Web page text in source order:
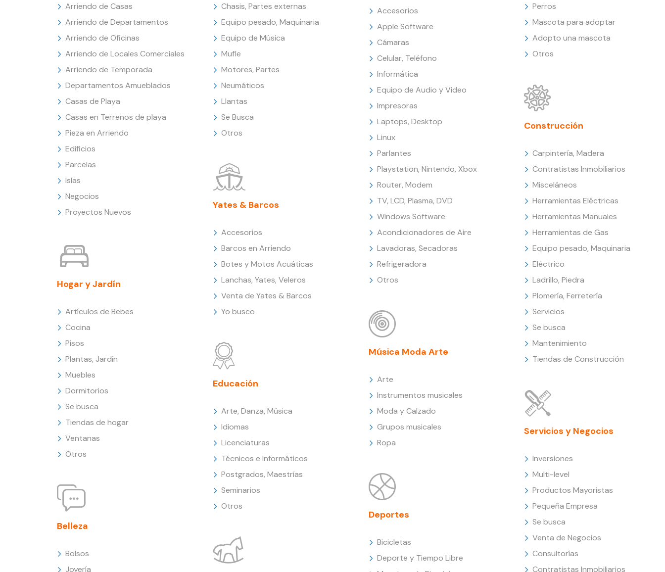
Arriendo de Casas
Arriendo de Departamentos
Arriendo de Oficinas
Arriendo de Locales Comerciales
Arriendo de Temporada
Departamentos Amueblados
Casas de Playa
Casas en Terrenos de playa
Pieza en Arriendo
Edificios
Parcelas
Islas
Negocios
Proyectos Nuevos
Hogar y Jardín
Artículos de Bebes
Cocina
Pisos
Plantas, Jardín
Muebles
Dormitorios
Se busca
Tiendas de hogar
Ventanas
Otros
Belleza
Bolsos
Joyería
Chasis, Partes externas
Equipo pesado, Maquinaria
Equipo de Música
Mufle
Motores, Partes
Neumáticos
Llantas
Se Busca
Otros
Yates & Barcos
Accesorios
Barcos en Arriendo
Botes y Motos Acuáticas
Lanchas, Yates, Veleros
Venta de Yates & Barcos
Yo busco
Educación
Arte, Danza, Música
Idiomas
Licenciaturas
Técnicos e Informáticos
Postgrados, Maestrías
Seminarios
Otros
Accesorios
Apple Software
Cámaras
Celular, Teléfono
Informática
Equipo de Audio y Video
Impresoras
Laptops, Desktop
Linux
Parlantes
Playstation, Nintendo, Xbox
Router, Modem
TV, LCD, Plasma, DVD
Windows Software
Acondicionadores de Aire
Lavadoras, Secadoras
Refrigeradora
Otros
Música Moda Arte
Arte
Instrumentos musicales
Moda y Calzado
Grupos musicales
Ropa
Deportes
Bicicletas
Deporte y Tiempo Libre
Perros
Mascota para adoptar
Adopto una mascota
Otros
Construcción
Carpintería, Madera
Contratistas Inmobiliarios
Misceláneos
Herramientas Eléctricas
Herramientas Manuales
Herramientas de Gas
Equipo pesado, Maquinaria
Eléctrico
Ladrillo, Piedra
Plomería, Ferretería
Servicios
Se busca
Mantenimiento
Tiendas de Construcción
Servicios y Negocios
Inversiones
Multi-level
Productos Mayoristas
Pequeña Empresa
Se busca
Venta de Negocios
Consultorías
Contratistas Inmobiliarios